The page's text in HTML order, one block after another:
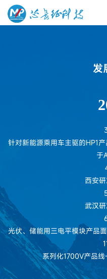
发
针对新能源乘用车主驱的HP1
于
西安
武汉
光伏、储能用三电平模块产品
系列化1700V产品